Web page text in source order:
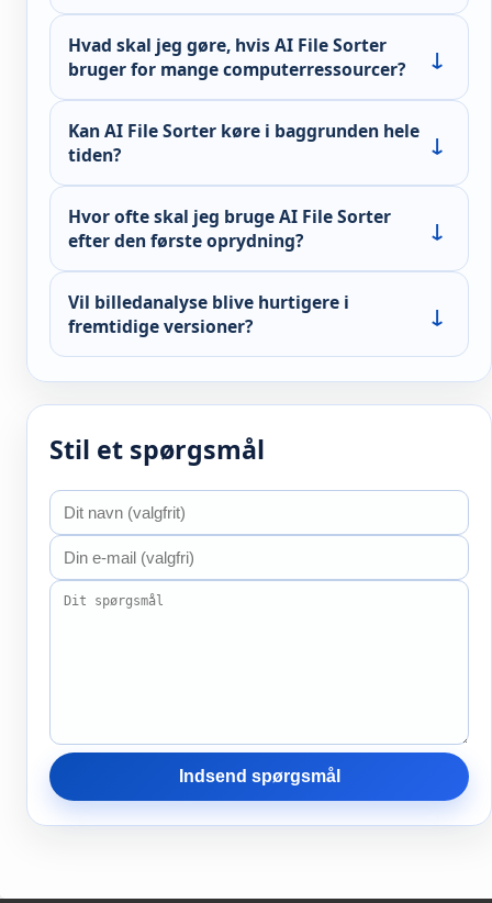
Hvad skal jeg gøre, hvis AI File Sorter
bruger for mange computerressourcer?
Kan AI File Sorter køre i baggrunden hele
tiden?
Hvor ofte skal jeg bruge AI File Sorter
efter den første oprydning?
Vil billedanalyse blive hurtigere i
fremtidige versioner?
Stil et spørgsmål
Indsend spørgsmål